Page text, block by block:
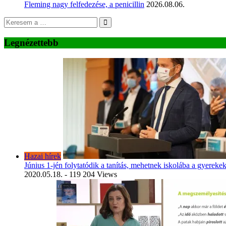
Fleming nagy felfedezése, a penicillin 2026.08.06.
Legnézettebb
Hazai hírek
Június 1-jén folytatódik a tanítás, mehetnek iskolába a gyerekek
2020.05.18. - 119 204 Views